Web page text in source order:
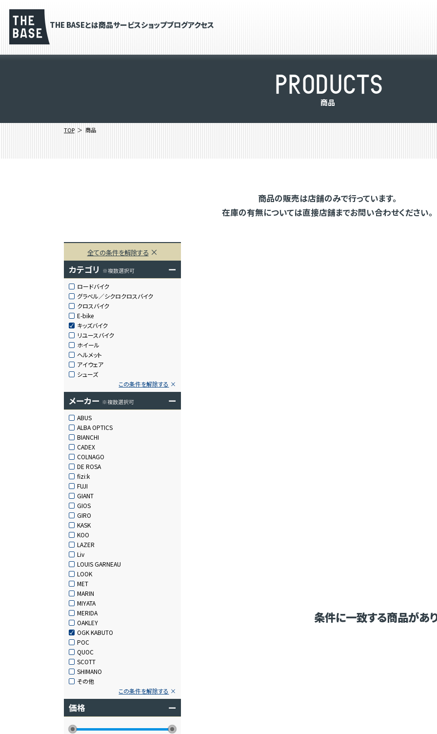
THE BASEとは商品サービスショップブログアクセス
PRODUCTS
商品
TOP 商品
商品の販売は店舗のみで行っています。
在庫の有無については直接店舗までお問い合わせください。
全ての条件を解除する
カテゴリ ※複数選択可 ー
ロードバイク
グラベル／シクロクロスバイク
クロスバイク
E-bike
キッズバイク
リユースバイク
ホイール
ヘルメット
アイウェア
シューズ
この条件を解除する
メーカー ※複数選択可 ー
ABUS
ALBA OPTICS
BIANCHI
CADEX
COLNAGO
DE ROSA
fizi:k
FUJI
GIANT
GIOS
GIRO
KASK
KOO
LAZER
Liv
LOUIS GARNEAU
LOOK
MET
MARIN
MIYATA
MERIDA
OAKLEY
OGK KABUTO
POC
QUOC
SCOTT
SHIMANO
その他
この条件を解除する
価格 ー
条件に一致する商品があ